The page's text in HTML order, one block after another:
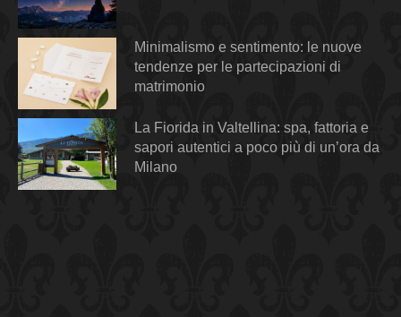
Minimalismo e sentimento: le nuove
tendenze per le partecipazioni di
matrimonio
La Fiorida in Valtellina: spa, fattoria e
sapori autentici a poco più di un’ora da
Milano